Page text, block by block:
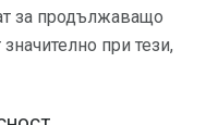
за продължаващо
при тези,